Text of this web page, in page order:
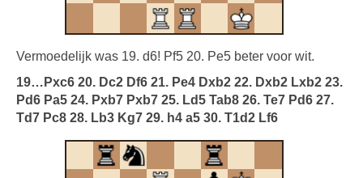
Vermoedelijk was 19. d6! Pf5 20. Pe5 beter voor wit.
19…Pxc6 20. Dc2 Df6 21. Pe4 Dxb2 22. Dxb2 Lxb2 23.
Pd6 Pa5 24. Pxb7 Pxb7 25. Ld5 Tab8 26. Te7 Pd6 27.
Td7 Pc8 28. Lb3 Kg7 29. h4 a5 30. T1d2 Lf6